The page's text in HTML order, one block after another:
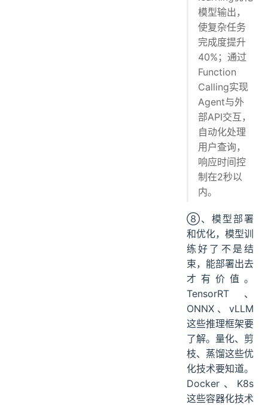
模型输出，
使复杂任务
完成度提升
40%；通过
Function
Calling实现
Agent与外
部API交互，
自动化处理
用户查询，
响应时间控
制在2秒以
内。
⑧、模型部署
和优化，模型训
练好了不是结
束，能部署出去
才有价值。
TensorRT、
ONNX、vLLM
这些推理框架要
了解。量化、剪
枝、蒸馏这些优
化技术要知道。
Docker、K8s
这些容器化技术